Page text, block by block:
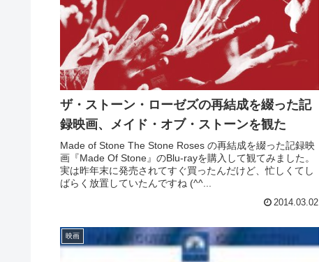
ザ・ストーン・ローゼズの再結成を綴った記
録映画、メイド・オブ・ストーンを観た
Made of Stone The Stone Roses の再結成を綴った記録映
画『Made Of Stone』のBlu-rayを購入して観てみました。
実は昨年末に発売されてすぐ買ったんだけど、忙しくてし
ばらく放置していたんですね (^^...
2014.03.02
映画